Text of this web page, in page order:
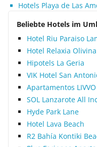
Hotels Playa de Las
Beliebte Hotels im
Hotel Riu Paraiso
Hotel Relaxia Olivina
Hipotels La Geria
VIK Hotel San
Apartamentos
SOL Lanzarote All
Hyde Park Lane
Hotel Lava Beach
R2 Bahía Kontiki